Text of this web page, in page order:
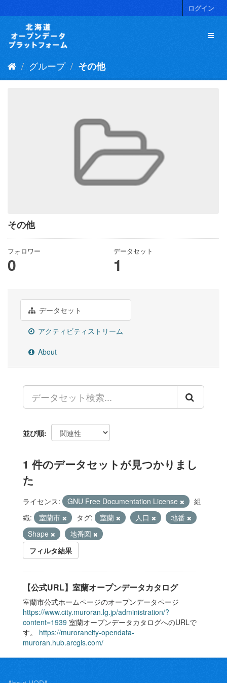
キ
ログイン
グループ その他
その他
フォロワー
0
データセット
1
データセット
アクティビティストリーム
About
並び順
1 件のデータセットが見つかりまし
た
ライセンス: GNU Free Documentation License
組
織:
室蘭市 タグ: 室蘭 人口
地番
Shape
地番図
フィルタ結果
【公式URL】室蘭オープンデータカタログ
室蘭市公式ホームページのオープンデータページ
https://www.city.muroran.lg.jp/administration/?
content=1939 室蘭オープンデータカタログへのURLで
す。 https://murorancity-opendata-
muroran.hub.arcgis.com/